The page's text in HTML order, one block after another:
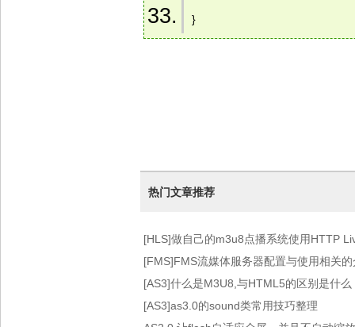
}
热门文章推荐
[HLS]做自己的m3u8点播系统使用HTTP
术）
[FMS]FMS流媒体服务器配置与使用相关的
[AS3]什么是M3U8,与HTML5的区别是什么
[AS3]as3.0的sound类常用技巧整理